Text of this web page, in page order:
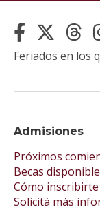
Admisiones
Próximos
Becas
Cómo inscribirte
Solicitá más
Feriados en los